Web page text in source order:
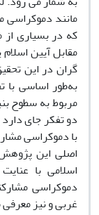
مانند دموکراسی
که در بسیاری از
مقابل آیین
گران در این
به‌طور اساسی با
مربوط به سطوح
دو تفکر جای
با دموکراسی
اصلی این
اسلامی با
دموکراسی
غربی و نیز